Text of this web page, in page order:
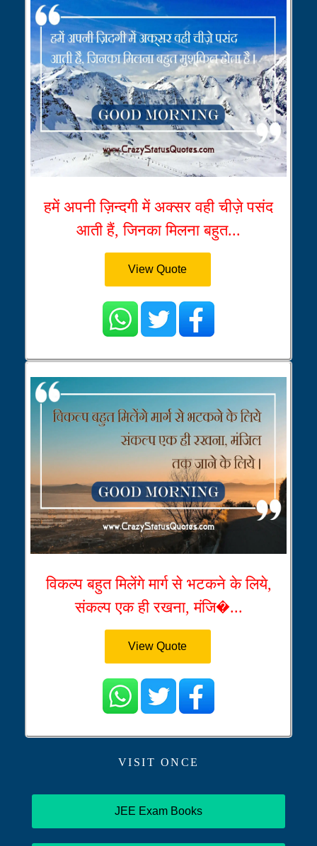
हमें अपनी ज़िन्दगी में अक्सर वही चीज़े पसंद
आती हैं, जिनका मिलना बहुत...
View Quote
विकल्प बहुत मिलेंगे मार्ग से भटकने के लिये,
संकल्प एक ही रखना, मंजि�...
View Quote
VISIT ONCE
JEE Exam Books